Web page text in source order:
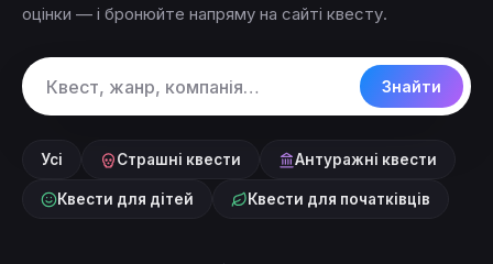
оцінки — і бронюйте напряму на сайті квесту.
Знайти
Усі Страшні квести Антуражні квести
Квести для дітей Квести для початківців